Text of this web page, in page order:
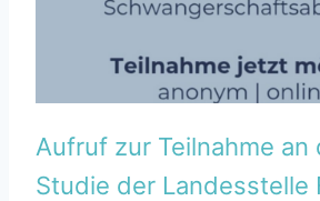
Aufruf zur Teilnahme an
Studie der Landesstelle